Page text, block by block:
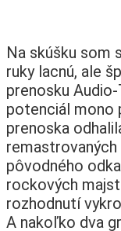
Na skúšku som
ruky lacnú, ale
prenosku
potenciál mono
prenoska
remastrovaných
pôvodného
rockových
rozhodnutí
A nakoľko dva